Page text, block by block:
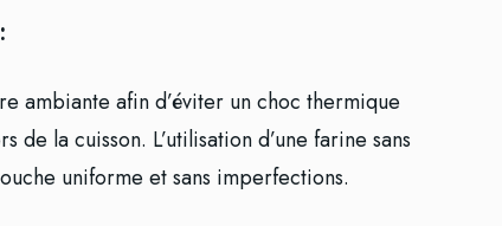
ambiante afin d’éviter un choc thermique
la cuisson. L’utilisation d’une farine sans
uniforme et sans imperfections.